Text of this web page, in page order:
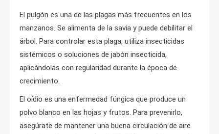
El pulgón es una de las plagas más frecuentes en los
manzanos. Se alimenta de la savia y puede debilitar el
árbol. Para controlar esta plaga, utiliza insecticidas
sistémicos o soluciones de jabón insecticida,
aplicándolas con regularidad durante la época de
crecimiento.
El oídio es una enfermedad fúngica que produce un
polvo blanco en las hojas y frutos. Para prevenirlo,
asegúrate de mantener una buena circulación de aire